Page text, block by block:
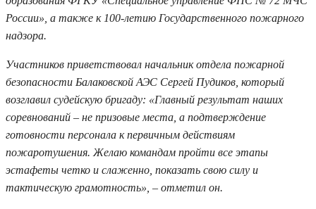
России», а также к 100-летию Государственного пожарного
надзора.
Участников приветствовал начальник отдела пожарной
безопасности Балаковской АЭС Сергей Пудиков, который
возглавил судейскую бригаду: «Главный результат наших
соревнований – не призовые места, а подтверждение
готовности персонала к первичным действиям
пожаротушения. Желаю командам пройти все этапы
эстафеты четко и слаженно, показать свою силу и
тактическую грамотность», – отметил он.